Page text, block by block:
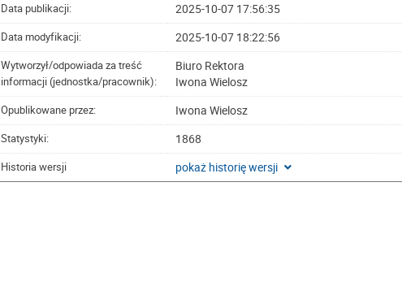
Data publikacji: 2025-10-07 17:56:35
Data modyfikacji: 2025-10-07 18:22:56
Wytworzył/odpowiada za treść
informacji (jednostka/pracownik):
Biuro Rektora
Iwona Wielosz
Opublikowane przez: Iwona Wielosz
Statystyki: 1868
Historia wersji pokaż historię wersji